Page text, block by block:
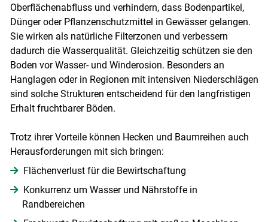
Oberflächenabfluss und verhindern, dass Bodenpartikel,
Dünger oder Pflanzenschutzmittel in Gewässer gelangen.
Sie wirken als natürliche Filterzonen und verbessern
dadurch die Wasserqualität. Gleichzeitig schützen sie den
Boden vor Wasser- und Winderosion. Besonders an
Hanglagen oder in Regionen mit intensiven Niederschlägen
sind solche Strukturen entscheidend für den langfristigen
Erhalt fruchtbarer Böden.
Trotz ihrer Vorteile können Hecken und Baumreihen auch
Herausforderungen mit sich bringen:
Flächenverlust für die Bewirtschaftung
Konkurrenz um Wasser und Nährstoffe in
Randbereichen